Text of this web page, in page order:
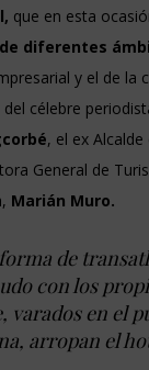
que en esta
diferentes
y el de la
célebre
, el ex
General de
Marián Muro.
de
con los
varados en el
arropan el